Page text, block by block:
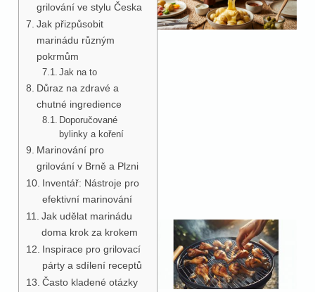
grilování ve stylu Česka
Jak přizpůsobit
marinádu různým
pokrmům
Jak na to
Důraz na zdravé a
chutné ingredience
Doporučované
bylinky a koření
Marinování pro
grilování v Brně a Plzni
Inventář: Nástroje pro
efektivní marinování
Jak udělat marinádu
doma krok za krokem
Inspirace pro grilovací
párty a sdílení receptů
Často kladené otázky